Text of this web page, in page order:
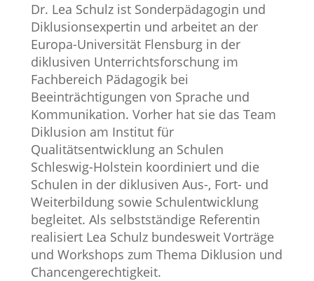
Dr. Lea Schulz ist Sonderpädagogin und
Diklusionsexpertin und arbeitet an der
Europa-Universität Flensburg in der
diklusiven Unterrichtsforschung im
Fachbereich Pädagogik bei
Beeinträchtigungen von Sprache und
Kommunikation. Vorher hat sie das Team
Diklusion am Institut für
Qualitätsentwicklung an Schulen
Schleswig-Holstein koordiniert und die
Schulen in der diklusiven Aus-, Fort- und
Weiterbildung sowie Schulentwicklung
begleitet. Als selbstständige Referentin
realisiert Lea Schulz bundesweit Vorträge
und Workshops zum Thema Diklusion und
Chancengerechtigkeit.